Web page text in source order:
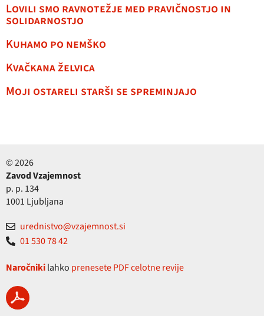
Lovili smo ravnotežje med pravičnostjo in
solidarnostjo
Kuhamo po nemško
Kvačkana želvica
Moji ostareli starši se spreminjajo
© 2026
Zavod Vzajemnost
p. p. 134
1001 Ljubljana
urednistvo@vzajemnost.si
01 530 78 42
Naročnikilahko prenesete PDF celotne revije